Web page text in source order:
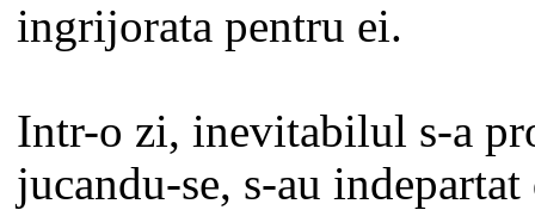
ingrijorata pentru ei.
Intr-o zi, inevitabilul s-a
jucandu-se, s-au